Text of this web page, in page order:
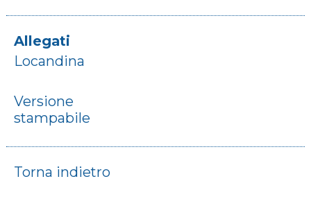
Allegati
Locandina
Versione
stampabile
Torna indietro